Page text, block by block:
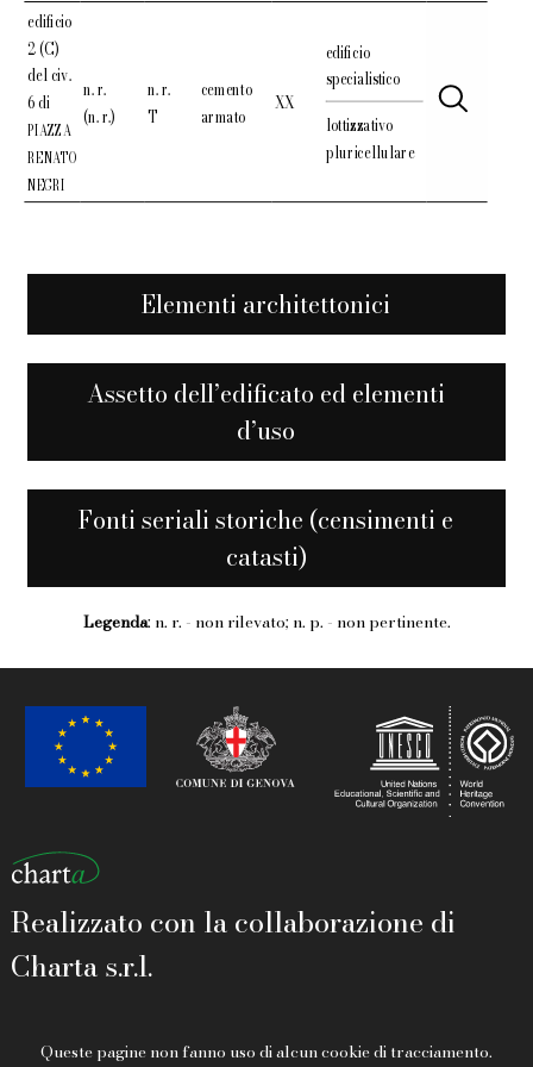
edificio
2 (C)
del civ.
6 di
PIAZZA
RENATO
NEGRI
n. r.
(n. r.)
n. r.
T
cemento
armato
XX
edificio
specialistico
lottizzativo
pluricellulare
Elementi architettonici
Assetto dell’edificato ed elementi
d’uso
Fonti seriali storiche (censimenti e
catasti)
Legenda: n. r. - non rilevato; n. p. - non pertinente.
Realizzato con la collaborazione di
Charta s.r.l.
Queste pagine non fanno uso di alcun cookie di tracciamento.